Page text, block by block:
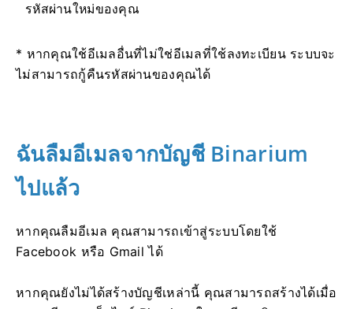
รหัสผ่านใหม่ของคุณ
* หากคุณใช้อีเมลอื่นที่ไม่ใช่อีเมลที่ใช้ลงทะเบียน ระบบจะ
ไม่สามารถกู้คืนรหัสผ่านของคุณได้
ฉันลืมอีเมลจากบัญชี Binarium
ไปแล้ว
หากคุณลืมอีเมล คุณสามารถเข้าสู่ระบบโดยใช้
Facebook หรือ Gmail ได้
หากคุณยังไม่ได้สร้างบัญชีเหล่านี้ คุณสามารถสร้างได้เมื่อ